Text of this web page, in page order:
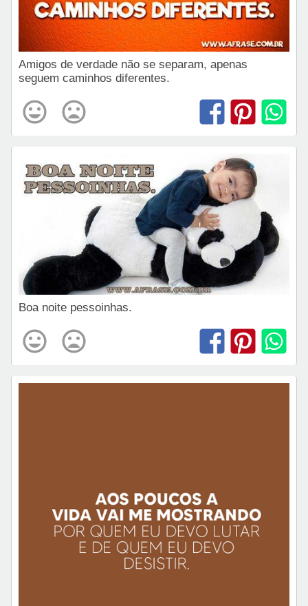
Amigos de verdade não se separam, apenas
seguem caminhos diferentes.
Boa noite pessoinhas.